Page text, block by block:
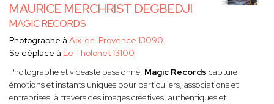
MAURICE MERCHRIST DEGBEDJI
MAGIC RECORDS
Photographe à Aix-en-Provence 13090
Se déplace à Le Tholonet 13100
Photographe et vidéaste passionné, Magic Records capture
émotions et instants uniques pour particuliers, associations et
entreprises, à travers des images créatives, authentiques et